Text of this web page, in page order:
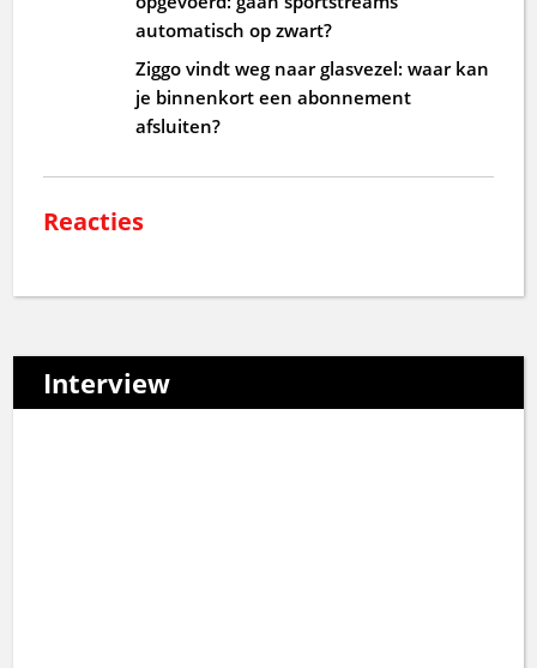
automatisch op zwart?
Ziggo vindt weg naar glasvezel: waar kan
je binnenkort een abonnement
afsluiten?
Reacties
Interview